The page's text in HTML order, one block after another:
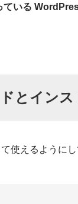
ている
とインス
使えるようにし